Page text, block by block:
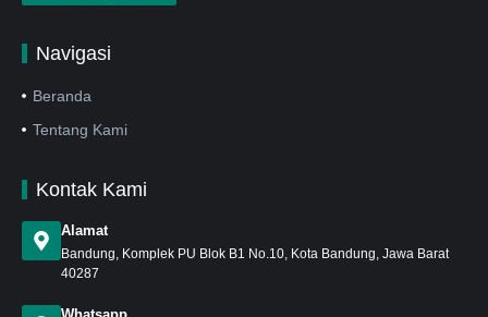
Navigasi
Beranda
Tentang Kami
Kontak Kami
Alamat
Bandung , Komplek PU Blok B1 No.10, Kota Bandung, Jawa Barat
40287